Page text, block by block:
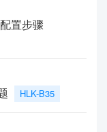
置步骤
HLK-B35